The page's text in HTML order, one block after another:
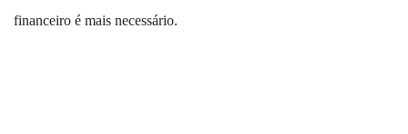
financeiro é mais necessário.